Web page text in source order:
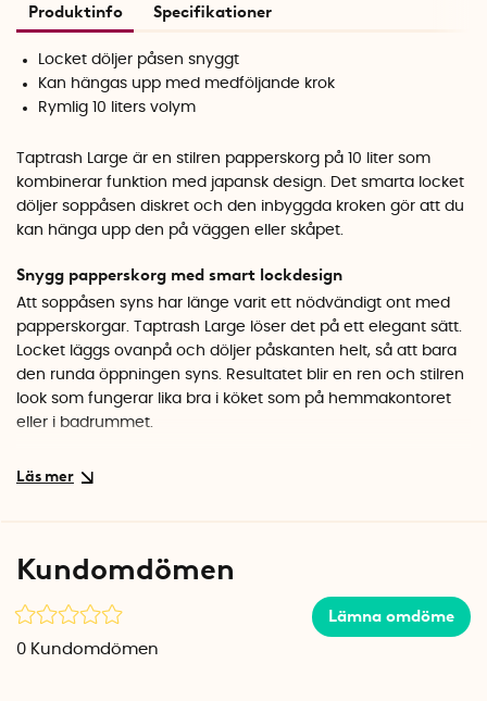
Produktinfo Specifikationer
Locket döljer påsen snyggt
Kan hängas upp med medföljande krok
Rymlig 10 liters volym
Taptrash Large är en stilren papperskorg på 10 liter som
kombinerar funktion med japansk design. Det smarta locket
döljer soppåsen diskret och den inbyggda kroken gör att du
kan hänga upp den på väggen eller skåpet.
Snygg papperskorg med smart lockdesign
Att soppåsen syns har länge varit ett nödvändigt ont med
papperskorgar. Taptrash Large löser det på ett elegant sätt.
Locket läggs ovanpå och döljer påskanten helt, så att bara
den runda öppningen syns. Resultatet blir en ren och stilren
look som fungerar lika bra i köket som på hemmakontoret
eller i badrummet.
Häng upp eller ställ ner
Föredrar du att ha korgen stående på golvet fungerar det
korgar går att stapla i varandra vid förvaring.
Japansk kvalitet i fina färger
Kundomdömen
Lämna omdöme
0 Kundomdömen